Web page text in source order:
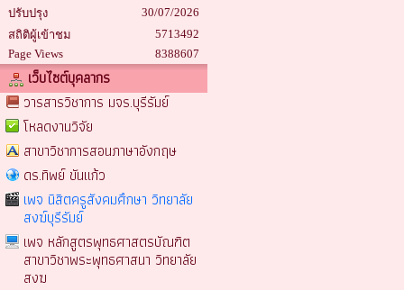
ปรับปรุง
30/07/2026
สถิติผู้เข้าชม
5713492
Page Views
8388607
เว็บไซต์บุคลากร
วารสารวิชาการ มจร.บุรีรัมย์
โหลดงานวิจัย
สาขาวิชาการสอนภาษาอังกฤษ
ดร.ทิพย์ ขันแก้ว
เพจ นิสิตครูสังคมศึกษา วิทยาลัย
สงฆ์บุรีรัมย์
เพจ หลักสูตรพุทธศาสตรบัณฑิต
สาขาวิชาพระพุทธศาสนา วิทยาลัย
สงฆ